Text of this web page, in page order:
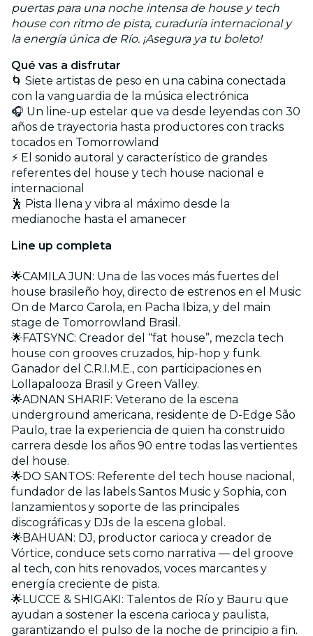
puertas para una noche intensa de house y tech
house con ritmo de pista, curaduría internacional y
la energía única de Río. ¡Asegura ya tu boleto!
Qué vas a disfrutar
🌀 Siete artistas de peso en una cabina conectada
con la vanguardia de la música electrónica
🎧 Un line-up estelar que va desde leyendas con 30
años de trayectoria hasta productores con tracks
tocados en Tomorrowland
⚡ El sonido autoral y característico de grandes
referentes del house y tech house nacional e
internacional
🕺 Pista llena y vibra al máximo desde la
medianoche hasta el amanecer
Line up completa
🌟CAMILA JUN: Una de las voces más fuertes del
house brasileño hoy, directo de estrenos en el Music
On de Marco Carola, en Pacha Ibiza, y del main
stage de Tomorrowland Brasil.
🌟FATSYNC: Creador del “fat house”, mezcla tech
house con grooves cruzados, hip-hop y funk.
Ganador del C.R.I.M.E., con participaciones en
Lollapalooza Brasil y Green Valley.
🌟ADNAN SHARIF: Veterano de la escena
underground americana, residente de D-Edge São
Paulo, trae la experiencia de quien ha construido
carrera desde los años 90 entre todas las vertientes
del house.
🌟DO SANTOS: Referente del tech house nacional,
fundador de las labels Santos Music y Sophia, con
lanzamientos y soporte de las principales
discográficas y DJs de la escena global.
🌟BAHUAN: DJ, productor carioca y creador de
Vórtice, conduce sets como narrativa — del groove
al tech, con hits renovados, voces marcantes y
energía creciente de pista.
🌟LUCCE & SHIGAKI: Talentos de Río y Bauru que
ayudan a sostener la escena carioca y paulista,
garantizando el pulso de la noche de principio a fin.